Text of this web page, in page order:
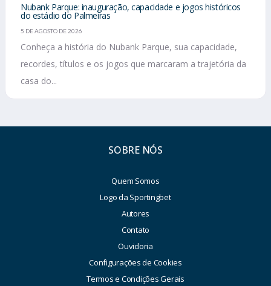
Nubank Parque: inauguração, capacidade e jogos históricos
do estádio do Palmeiras
5 DE AGOSTO DE 2026
Conheça a história do Nubank Parque, sua capacidade,
recordes, títulos e os jogos que marcaram a trajetória da
casa do...
SOBRE NÓS
Quem Somos
Logo da Sportingbet
Autores
Contato
Ouvidoria
Configurações de Cookies
Termos e Condições Gerais